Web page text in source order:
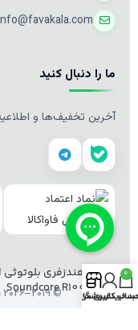
ما را دنبال کنید
آخرین تخفیف‌ها و
© ۲۰۱۹–۲۰۲۶ فاواکالا. تمامی حقوق محفوظ است.
هندزفری
Soundcore R100
0
خریدکاربری من
فروشگاه